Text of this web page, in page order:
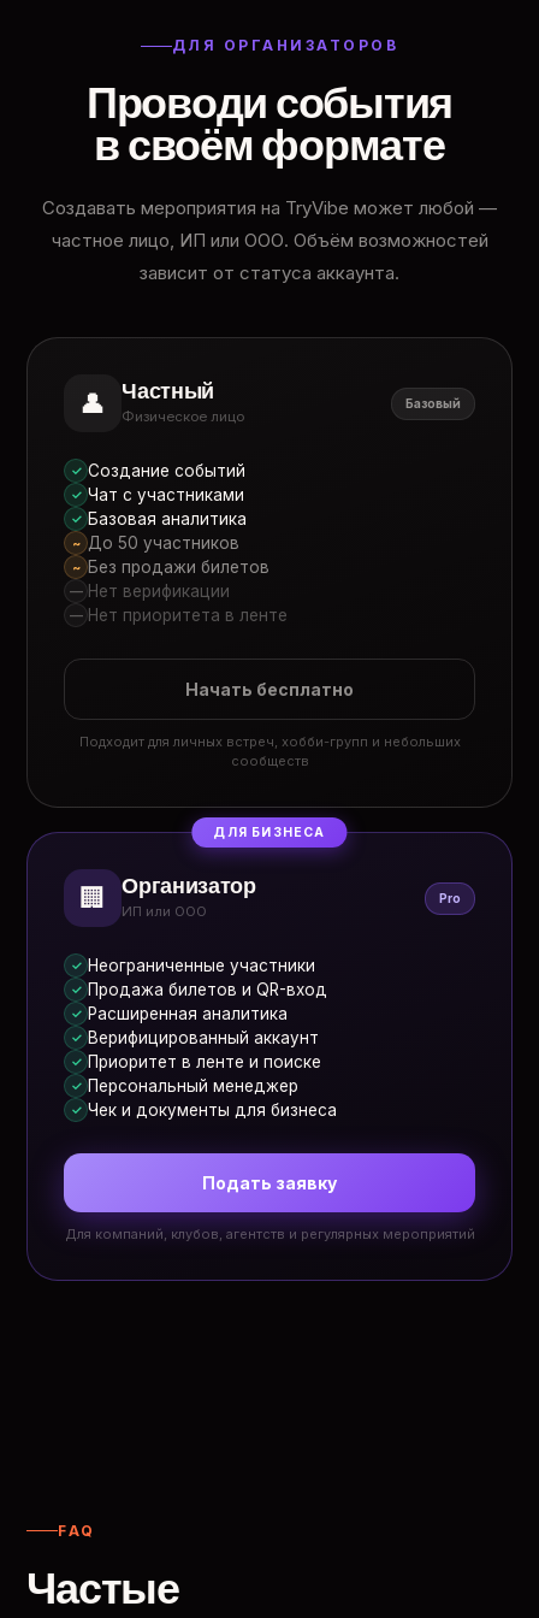
ДЛЯ ОРГАНИЗАТОРОВ
Проводи события
в своём формате
Создавать мероприятия на TryVibe может любой —
частное лицо, ИП или ООО. Объём возможностей
зависит от статуса аккаунта.
👤 Частный
Физическое лицо
Базовый
✓ Создание событий
✓ Чат с участниками
✓ Базовая аналитика
~ До 50 участников
~ Без продажи билетов
— Нет верификации
— Нет приоритета в ленте
Начать бесплатно
Подходит для личных встреч, хобби-групп и небольших
сообществ
ДЛЯ БИЗНЕСА
🏢 Организатор
ИП или ООО
Pro
✓ Неограниченные участники
✓ Продажа билетов и QR-вход
✓ Расширенная аналитика
✓ Верифицированный аккаунт
✓ Приоритет в ленте и поиске
✓ Персональный менеджер
✓ Чек и документы для бизнеса
Подать заявку
Для компаний, клубов, агентств и регулярных мероприятий
FAQ
Частые